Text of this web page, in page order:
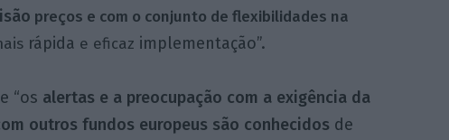
preços e com o conjunto de flexibilidades na
rápida e eficaz implementação”.
“os alertas e a preocupação com a exigência da
outros fundos europeus são conhecidos de